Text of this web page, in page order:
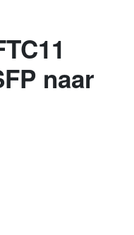
naar